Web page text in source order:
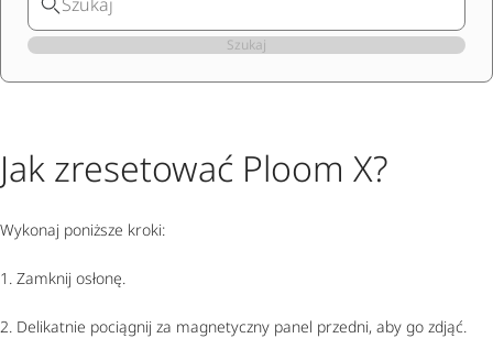
Wydarzenia
Sklepy Ploom
Szukaj
Jak zresetować Ploom X?
Wykonaj poniższe kroki:
1. Zamknij osłonę.
2. Delikatnie pociągnij za magnetyczny panel przedni, aby go zdjąć.